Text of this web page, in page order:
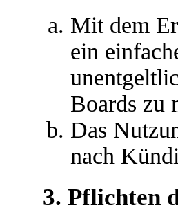
Mit dem
ein
Boards zu
Das
nach
3. Pflichten